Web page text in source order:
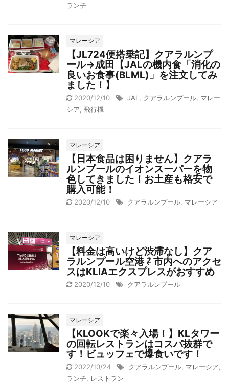
ランチ
マレーシア
【JL724便搭乗記】クアラルンプ
ール→成田【JALの機内食「消化の
良いお食事(BLML)」を注文してみ
ました！】
2020/12/10 JAL クアラルンプール マレー
シア 飛行機
マレーシア
【日本食品は困りません】クアラ
ルンプールのイオンスーパーを物
色してきました！お土産も格安で
購入可能！
2020/12/10 クアラルンプール マレーシア
マレーシア
【料金は高いけど渋滞なし】クア
ラルンプール空港 ⇄ 市内へのアクセ
スはKLIAエクスプレスがおすすめ
2020/12/10 クアラルンプール
マレーシア
【KLOOKで楽々入場！】KLタワー
の回転レストランはコスパ抜群で
す！ビュッフェで爆食いです！
2022/10/24 クアラルンプール マレーシア
ランチ
レストラン